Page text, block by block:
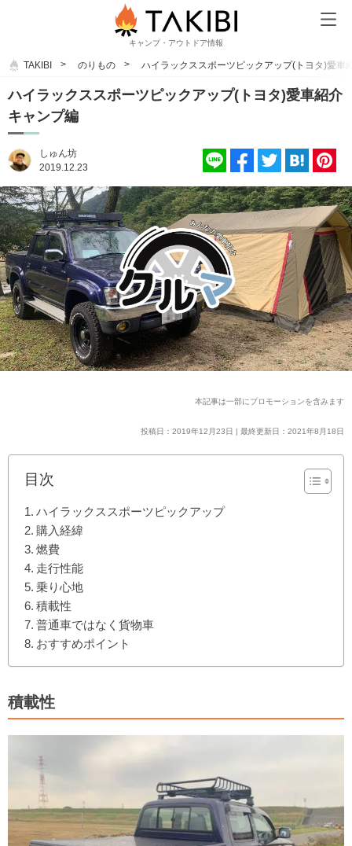
キャンプ・アウトドア情報
TAKIBI のりもの ハイラックススポーツピックアップ(トヨタ)愛車
ハイラックススポーツピックアップ(トヨタ)愛車紹介
キャンプ編
しゅん坊
2019.12.23
本記事は一部にプロモーションを含みます
投稿日：2019年12月23日 | 最終更新日：2021年8月18日
目次
ハイラックススポーツピックアップ
購入経緯
燃費
走行性能
乗り心地
積載性
普通車ではなく貨物車
おすすめポイント
積載性